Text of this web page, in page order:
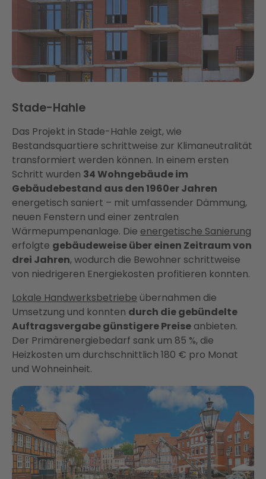
Stade-Hahle
Das Projekt in Stade-Hahle zeigt, wie
Bestandsquartiere schrittweise zur Klimaneutralität
transformiert werden können. In einem ersten
Schritt wurden 34 Wohngebäude im
Gebäudebestand aus den 1960er Jahren
energetisch saniert – mit umfassender Dämmung,
neuen Fenstern und einer zentralen
Wärmepumpenanlage. Die energetische Sanierung
erfolgte gebäudeweise über einen Zeitraum von
drei Jahren, wodurch die Bewohner schrittweise
von niedrigeren Energiekosten profitieren konnten.
Lokale Handwerksbetriebe übernahmen die
Umsetzung und konnten durch die gebündelte
Auftragsvergabe günstigere Preise anbieten.
Der Primärenergiebedarf sank um 85 %, die
Heizkosten um durchschnittlich 180 € pro Monat
und Wohneinheit.